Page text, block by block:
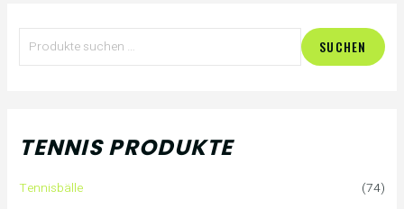
SUCHEN
TENNIS PRODUKTE
Tennisbälle
(74)